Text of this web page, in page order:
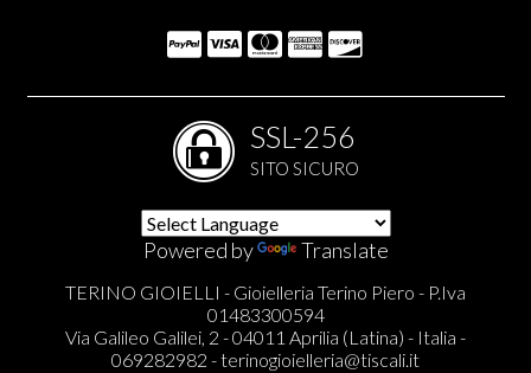
SSL-256
SITO SICURO
Powered by Translate
TERINO GIOIELLI - Gioielleria Terino Piero - P.Iva
01483300594
Via Galileo Galilei, 2 - 04011 Aprilia (Latina) - Italia -
069282982 -terinogioielleria@tiscali.it